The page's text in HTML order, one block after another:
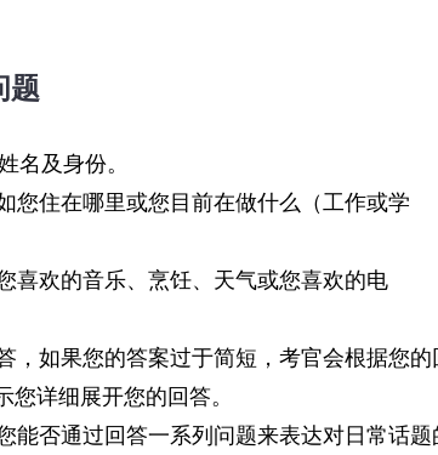
题
名及身份。
您住在哪里或您目前在做什么（工作或学
喜欢的音乐、烹饪、天气或您喜欢的电
，如果您的答案过于简短，考官会根据您的
您详细展开您的回答。
能否通过回答一系列问题来表达对日常话题